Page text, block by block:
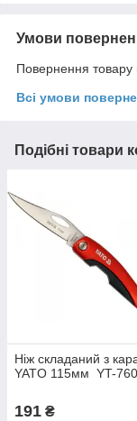
Умови
Повернення товару
Всі умови
Подібні товари
Ніж складаний з
YATO 115мм YT-
191 ₴